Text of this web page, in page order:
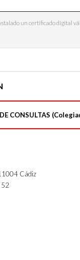
un certificado digital
CONSULTAS
Cádiz